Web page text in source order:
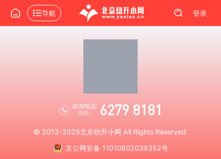
导航 登录
咨询电话:
010-
6279 8181
© 2013-2026北京幼升小网 All Rights Reserved.
京公网安备 11010802039352号